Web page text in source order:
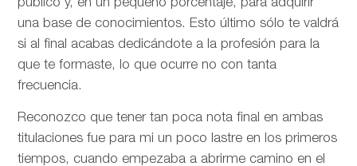
público y, en un pequeño porcentaje, para adquirir
una base de conocimientos. Esto último sólo te valdrá
si al final acabas dedicándote a la profesión para la
que te formaste, lo que ocurre no con tanta
frecuencia.
Reconozco que tener tan poca nota final en ambas
titulaciones fue para mi un poco lastre en los primeros
tiempos, cuando empezaba a abrirme camino en el